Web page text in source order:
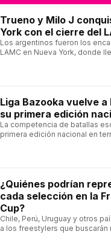
Trueno y Milo J
York con el cierre del
Los argentinos fueron los
LAMC en Nueva York, donde
Liga Bazooka vuelve
su primera edición
La competencia de batallas
primera edición nacional en
¿Quiénes podrían
cada selección en la
Cup?
Chile, Perú, Uruguay y otros
a los freestylers que buscarán